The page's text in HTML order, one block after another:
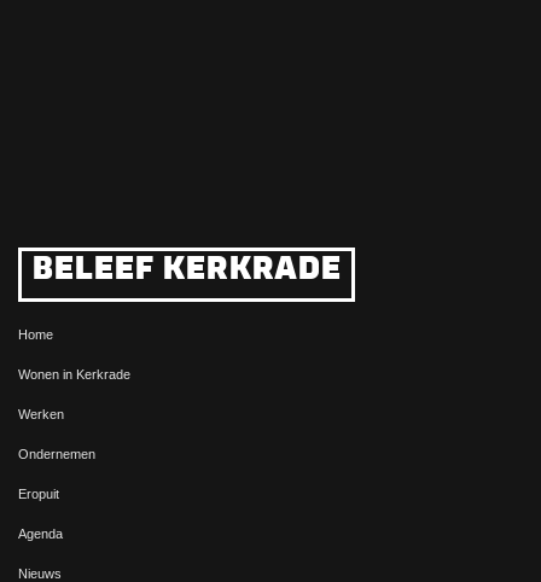
BELEEF KERKRADE
Home
Wonen in Kerkrade
Werken
Ondernemen
Eropuit
Agenda
Nieuws